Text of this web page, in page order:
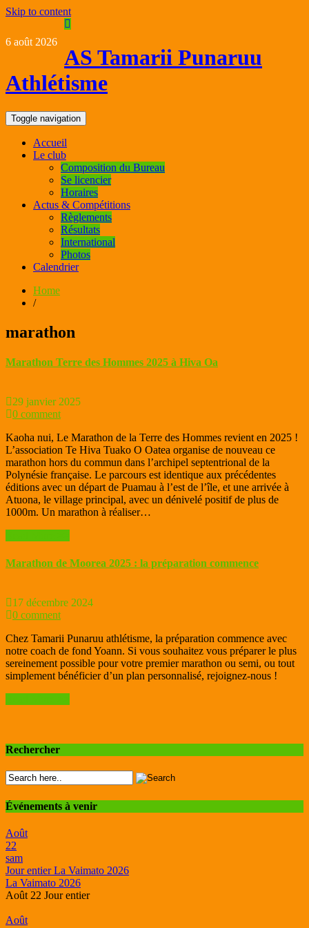
Skip to content
6 août 2026
AS Tamarii Punaruu
Athlétisme
Toggle navigation
Accueil
Le club
Composition du Bureau
Se licencier
Horaires
Actus & Compétitions
Règlements
Résultats
International
Photos
Calendrier
Home
/
marathon
Marathon Terre des Hommes 2025 à Hiva Oa
29 janvier 2025
0 comment
Kaoha nui, Le Marathon de la Terre des Hommes revient en 2025 !
L’association Te Hiva Tuako O Oatea organise de nouveau ce
marathon hors du commun dans l’archipel septentrional de la
Polynésie française. Le parcours est identique aux précédentes
éditions avec un départ de Puamau à l’est de l’île, et une arrivée à
Atuona, le village principal, avec un dénivelé positif de plus de
1000m. Un marathon à réaliser…
Marathon de Moorea 2025 : la préparation commence
17 décembre 2024
0 comment
Chez Tamarii Punaruu athlétisme, la préparation commence avec
notre coach de fond Yoann. Si vous souhaitez vous préparer le plus
sereinement possible pour votre premier marathon ou semi, ou tout
simplement bénéficier d’un plan personnalisé, rejoignez-nous !
Rechercher
Événements à venir
Août
22
sam
Jour entierLa Vaimato 2026
La Vaimato 2026
Août 22 Jour entier
Août